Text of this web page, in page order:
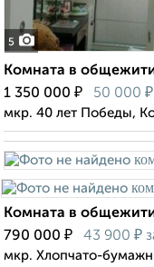
5
Комната в
1 350 000 ₽ 50 000 ₽
мкр. 40 лет Победы,
Комната в
790 000 ₽ 43 900 ₽
мкр. Хлопчато-